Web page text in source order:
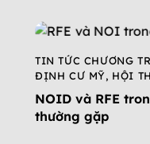
TIN TỨC CHƯƠNG
ĐỊNH CƯ MỸ, HỘI
NOID và RFE
thường gặp